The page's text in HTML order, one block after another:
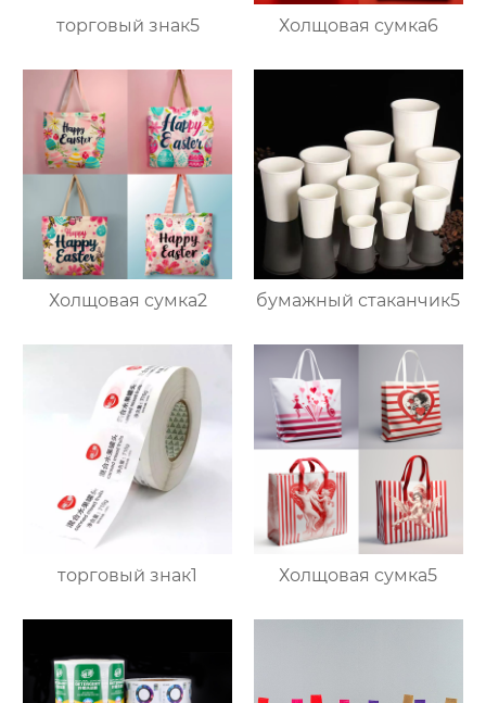
торговый знак5 Холщовая сумка6
Холщовая сумка2 бумажный стаканчик5
торговый знак1 Холщовая сумка5